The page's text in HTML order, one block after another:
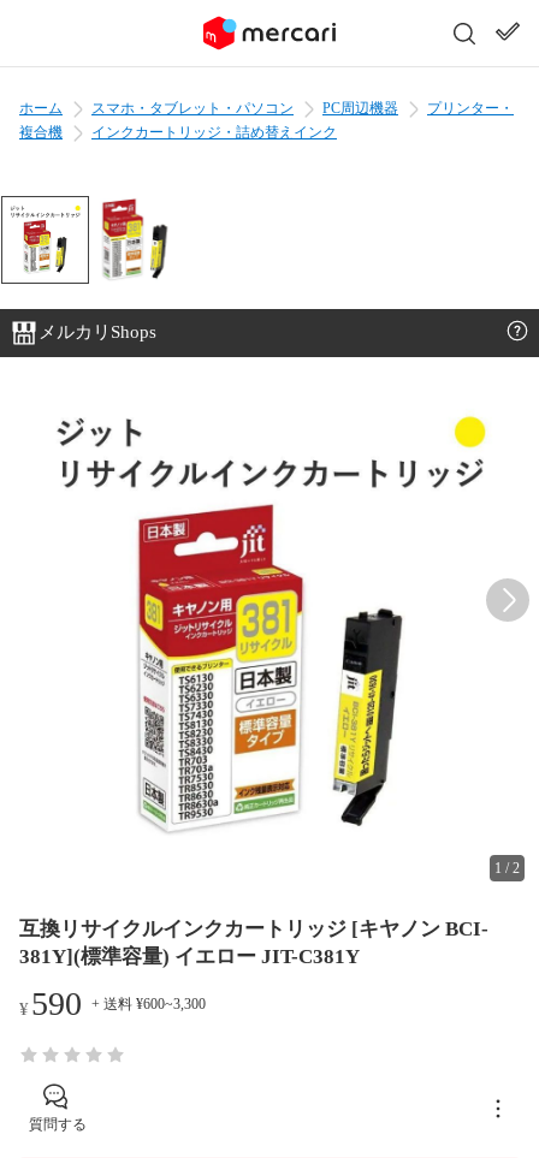
ホーム スマホ・タブレット・パソコン PC周辺機器
プリンター・
複合機
インクカートリッジ・詰め替えインク
メルカリShops
1 /2
互換リサイクルインクカートリッジ [キヤノン BCI-
381Y](標準容量) イエロー JIT-C381Y
¥590 + 送料 ¥600~3,300
質問する